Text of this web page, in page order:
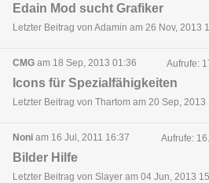
Edain Mod sucht Grafiker
Letzter Beitrag von Adamin am 26 Nov, 2013
CMG am 18 Sep, 2013 01:36 Aufrufe:
Icons für Spezialfähigkeiten
Letzter Beitrag von Thartom am 20 Sep, 2013
Noni am 16 Jul, 2011 16:37 Aufrufe:
Bilder Hilfe
Letzter Beitrag von Slayer am 04 Jun, 2013